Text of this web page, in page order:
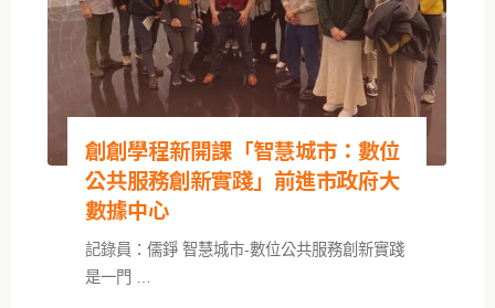
創創學程新開課「智慧城市：數位
公共服務創新實踐」前進市政府大
數據中心
記錄員：儒錚 智慧城市-數位公共服務創新實踐
是一門 …